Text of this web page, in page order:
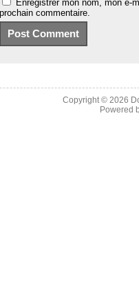
Enregistrer mon nom, mon e-
prochain commentaire.
Copyright © 2026
Powered